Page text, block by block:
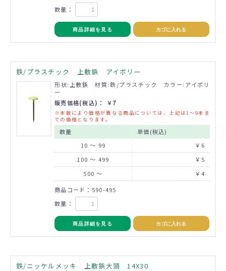
数量：
商品詳細を見る カゴに入れる
鉄/プラスチック 上敷鋲 アイボリー
形状:上敷鋲 材質:鉄/プラスチック カラー:アイボリ
ー
販売価格(税込)： ￥7
※本数により価格が異なる商品については、上記は1～9本ま
での価格となります。
数量
単価(税込)
10 ～ 99
￥6
100 ～ 499
￥5
500 ～
￥4
商品コード：590-495
数量：
商品詳細を見る カゴに入れる
鉄/ニッケルメッキ 上敷鋲大頭 14X30